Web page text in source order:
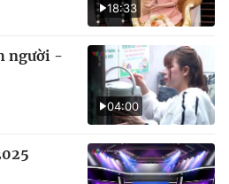
18:33
04:00
người -